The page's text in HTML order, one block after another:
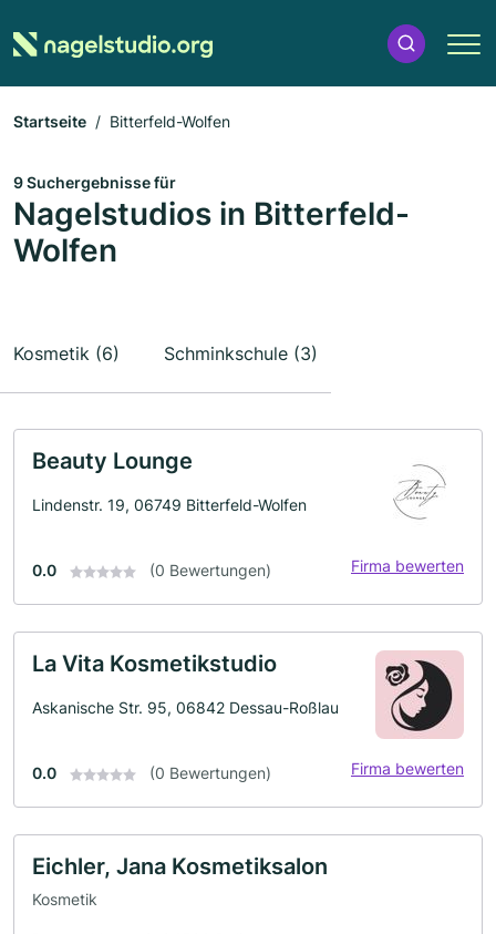
Startseite Bitterfeld-Wolfen
9 Suchergebnisse für
Nagelstudios in Bitterfeld-
Wolfen
Kosmetik (6) Schminkschule (3)
Beauty Lounge
Lindenstr. 19, 06749 Bitterfeld-Wolfen
0.0 (0 Bewertungen) Firma bewerten
La Vita Kosmetikstudio
Askanische Str. 95, 06842 Dessau-Roßlau
0.0 (0 Bewertungen) Firma bewerten
Eichler, Jana Kosmetiksalon
Kosmetik